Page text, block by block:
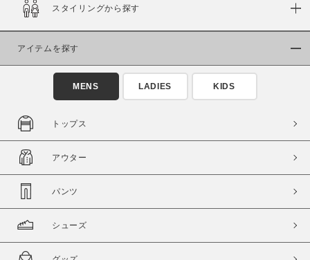
スタイリングから探す
アイテムを探す
MENS LADIES KIDS
トップス
アウター
パンツ
シューズ